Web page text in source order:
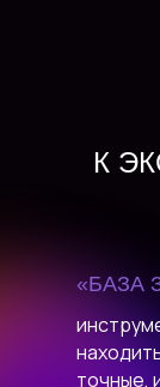
К
«БАЗА
точные,